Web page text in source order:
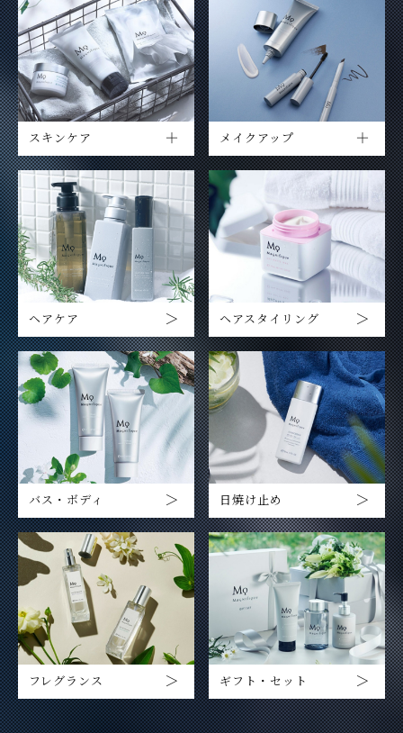
スキンケア メイクアップ
ヘアケア ヘアスタイリング
バス・ボディ 日焼け止め
フレグランス ギフト・セット